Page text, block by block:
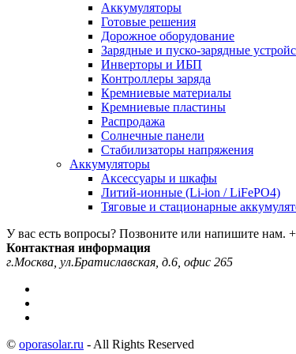
Аккумуляторы
Готовые решения
Дорожное оборудование
Зарядные и пуско-зарядные
Инверторы и ИБП
Контроллеры заряда
Кремниевые материалы
Кремниевые пластины
Распродажа
Солнечные панели
Стабилизаторы напряжения
Аккумуляторы
Аксессуары и шкафы
Литий-ионные (Li-ion / LiFePO4)
Тяговые и стационарные
У вас есть вопросы? Позвоните или напишите нам.
Контактная информация
г.Москва, ул.Братиславская, д.6, офис 265
© oporasolar.ru - All Rights Reserved